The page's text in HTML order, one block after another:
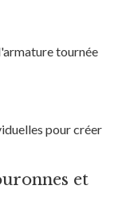
tournée
pour créer
et